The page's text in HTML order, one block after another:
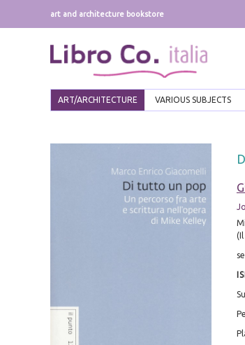
art and architecture bookstore
ART/ARCHITECTURE VARIOUS SUBJECTS
(Il